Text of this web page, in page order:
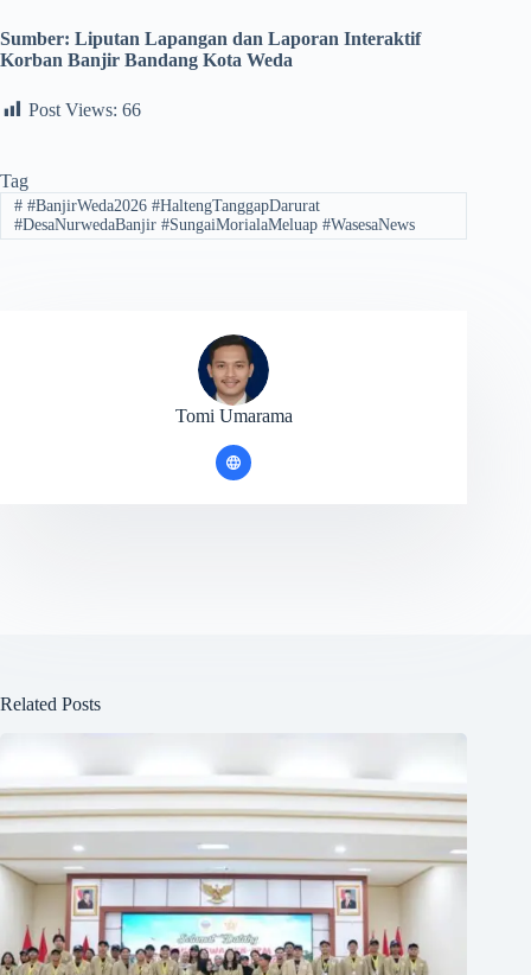
Sumber: Liputan Lapangan dan Laporan Interaktif
Korban Banjir Bandang Kota Weda
Post Views: 66
Tag
##BanjirWeda2026 #HaltengTanggapDarurat
#DesaNurwedaBanjir #SungaiMorialaMeluap #WasesaNews
Tomi Umarama
Related Posts